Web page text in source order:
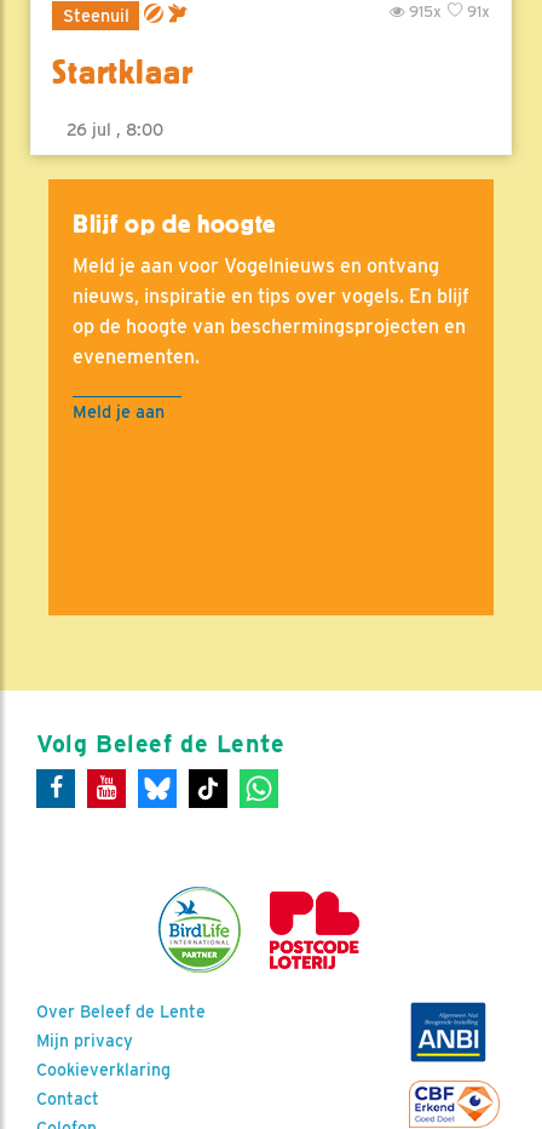
Steenuil 91x
915x
Startklaar
26 jul , 8:00
Blijf op de hoogte
Meld je aan voor Vogelnieuws en ontvang
nieuws, inspiratie en tips over vogels. En blijf
op de hoogte van beschermingsprojecten en
evenementen.
Meld je aan
Volg Beleef de Lente
Over Beleef de Lente
Mijn privacy
Cookieverklaring
Contact